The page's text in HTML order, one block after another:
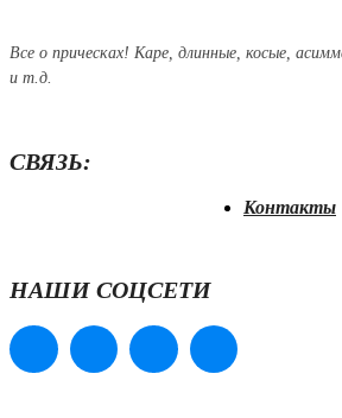
Все о прическах! Каре, длинные, косые,
и т.д.
СВЯЗЬ:
Контакты
НАШИ СОЦСЕТИ